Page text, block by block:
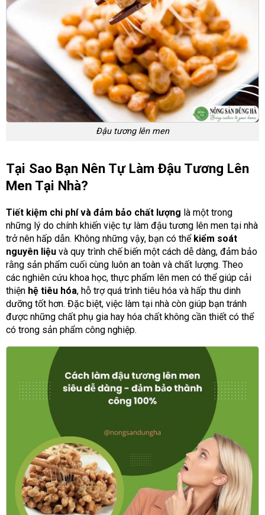
Đậu tương lên men
Tại Sao Bạn Nên Tự Làm Đậu Tương Lên
Men Tại Nhà?
Tiết kiệm chi phí và đảm bảo chất lượng là một trong
những lý do chính khiến việc tự làm đậu tương lên men tại nhà
trở nên hấp dẫn. Không những vậy, bạn có thể kiểm soát
nguyên liệu và quy trình chế biến một cách dễ dàng, đảm bảo
rằng sản phẩm cuối cùng luôn an toàn và chất lượng. Theo
các nghiên cứu khoa học, thực phẩm lên men có thể giúp cải
thiện hệ tiêu hóa, hỗ trợ quá trình tiêu hóa và hấp thu dinh
dưỡng tốt hơn. Đặc biệt, việc làm tại nhà còn giúp bạn tránh
được những chất phụ gia hay hóa chất không cần thiết có thể
có trong sản phẩm công nghiệp.